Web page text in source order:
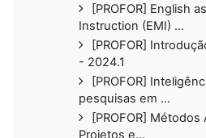
[PROFOR] English
Instruction (EMI) ...
[PROFOR]
- 2024.1
[PROFOR]
pesquisas em ...
[PROFOR]
Projetos e...